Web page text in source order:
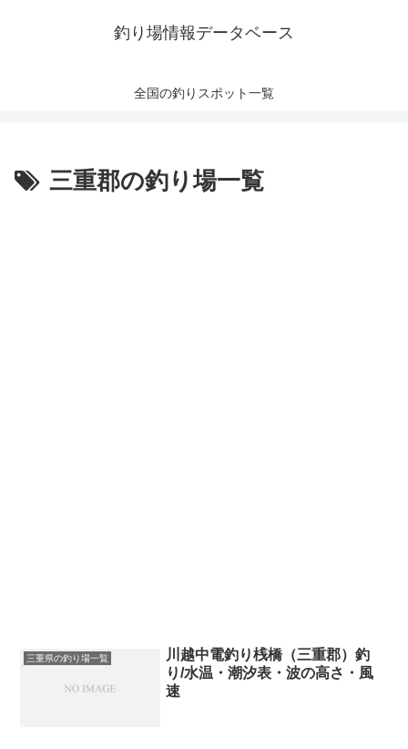
釣り場情報データベース
全国の釣りスポット一覧
三重郡の釣り場一覧
三重県の釣り場一覧
川越中電釣り桟橋（三重郡）釣
り/水温・潮汐表・波の高さ・風
速